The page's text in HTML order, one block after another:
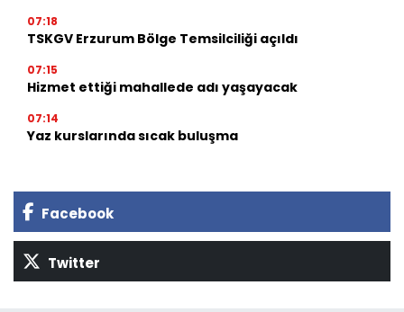
07:18
TSKGV Erzurum Bölge Temsilciliği açıldı
07:15
Hizmet ettiği mahallede adı yaşayacak
07:14
Yaz kurslarında sıcak buluşma
Facebook
Twitter